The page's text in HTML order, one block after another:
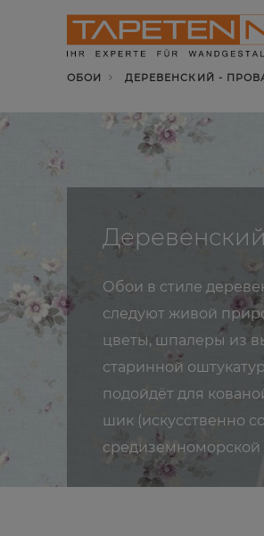
ОБОИ ДЕРЕВЕНСКИЙ -
Обои в стиле
следуют живой
цветы, шпалеры из
старинной
подойдёт для
шик (искусственно